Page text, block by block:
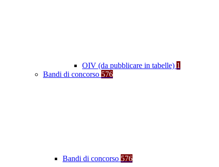
OIV (da pubblicare in tabelle) 1
Bandi di concorso 576
Bandi di concorso 576